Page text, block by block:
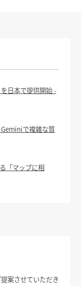
日本で提供開始 -
Geminiで複雑な質
「マップに相
案させていただき